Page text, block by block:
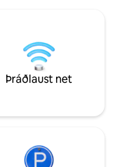
á í
verslunum og
felur í sér ókeypis
afslátt af öllum
Þráðlaust net